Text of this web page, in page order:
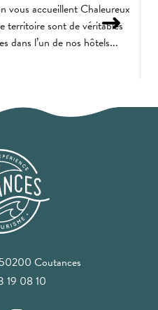
vous accueillent Chaleureux
territoire sont de véritables
dans l’un de nos hôtels...
Coutances
19 08 10